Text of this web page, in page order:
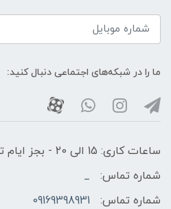
ما را در شبکه‌های اجتماعی دنبال کنید:
ساعات کاری: 15 الی 20 - بجز ایام تعطیل
شماره تماس:
_
شماره تماس:
09169398931